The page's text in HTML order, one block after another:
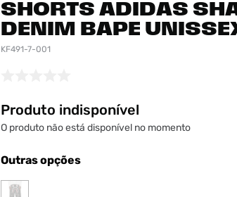
SHORTS ADIDAS
DENIM BAPE
KF491-7-001
Produto indisponível
O produto não está disponível no momento
Outras opções